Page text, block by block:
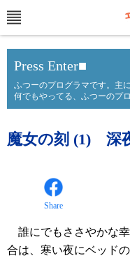
Press Enter■
ふつーのプログラマです。主
何でもやってる、ふつーのプ
魔女の刻 (1) 深
Share
誰にでもささやかな
合は、寒い夜にベッド